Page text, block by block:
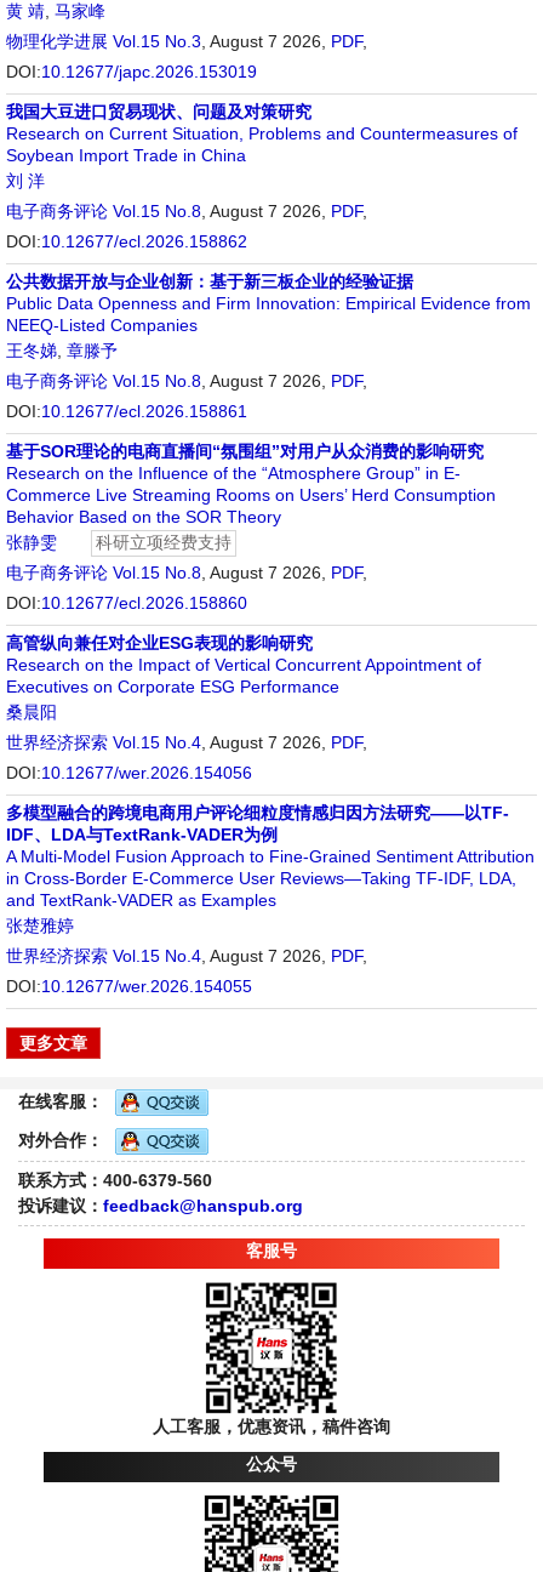
黄 靖 马家峰
物理化学进展 Vol.15 No.3 , August 7 2026, PDF,
DOI:10.12677/japc.2026.153019
我国大豆进口贸易现状、问题及对策研究
Research on Current Situation, Problems and Countermeasures of
Soybean Import Trade in China
刘 洋
电子商务评论 Vol.15 No.8 , August 7 2026, PDF,
DOI:10.12677/ecl.2026.158862
公共数据开放与企业创新：基于新三板企业的经验证据
Public Data Openness and Firm Innovation: Empirical Evidence from
NEEQ-Listed Companies
王冬娣 章滕予
电子商务评论 Vol.15 No.8 , August 7 2026, PDF,
DOI:10.12677/ecl.2026.158861
基于SOR理论的电商直播间“氛围组”对用户从众消费的影响研究
Research on the Influence of the “Atmosphere Group” in E-
Commerce Live Streaming Rooms on Users’ Herd Consumption
Behavior Based on the SOR Theory
张静雯
科研立项经费支持
电子商务评论 Vol.15 No.8 , August 7 2026, PDF,
DOI:10.12677/ecl.2026.158860
高管纵向兼任对企业ESG表现的影响研究
Research on the Impact of Vertical Concurrent Appointment of
Executives on Corporate ESG Performance
桑晨阳
世界经济探索 Vol.15 No.4 , August 7 2026, PDF,
DOI:10.12677/wer.2026.154056
多模型融合的跨境电商用户评论细粒度情感归因方法研究——以TF-
IDF、LDA与TextRank-VADER为例
A Multi-Model Fusion Approach to Fine-Grained Sentiment Attribution
in Cross-Border E-Commerce User Reviews—Taking TF-IDF, LDA,
and TextRank-VADER as Examples
张楚雅婷
世界经济探索 Vol.15 No.4 , August 7 2026, PDF,
DOI:10.12677/wer.2026.154055
更多文章
在线客服：
对外合作：
联系方式：400-6379-560
投诉建议： feedback@hanspub.org
客服号
人工客服，优惠资讯，稿件咨询
公众号